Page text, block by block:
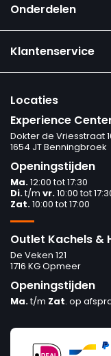
Onderdelen
Klantenservice
Locaties
Experience
Dokter de Vriesstraat
1654 JT Benningbroek
Openingstijden
Ma.12:00 tot 17:30
Di.t/m vr.10:00 tot
Zat.10:00 tot 17:00
Outlet Kachels &
De Veken 121
1716 KG Opmeer
Openingstijden
Ma.t/m Zat. op